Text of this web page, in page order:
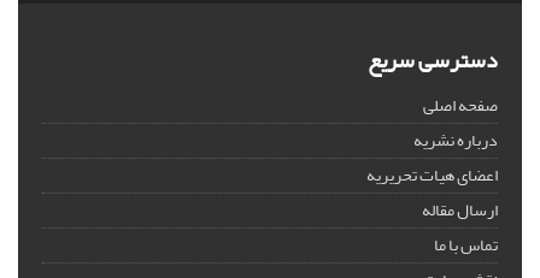
دسترسی سریع
صفحه اصلی
درباره نشریه
اعضای هیات تحریریه
ارسال مقاله
تماس با ما